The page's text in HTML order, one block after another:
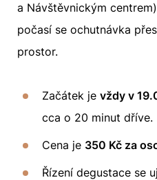
a Návštěvnickým
počasí se ochutnávka
prostor.
Začátek je vždy v
cca o 20 minut dříve.
Cena je 350 Kč za
Řízení degustace se